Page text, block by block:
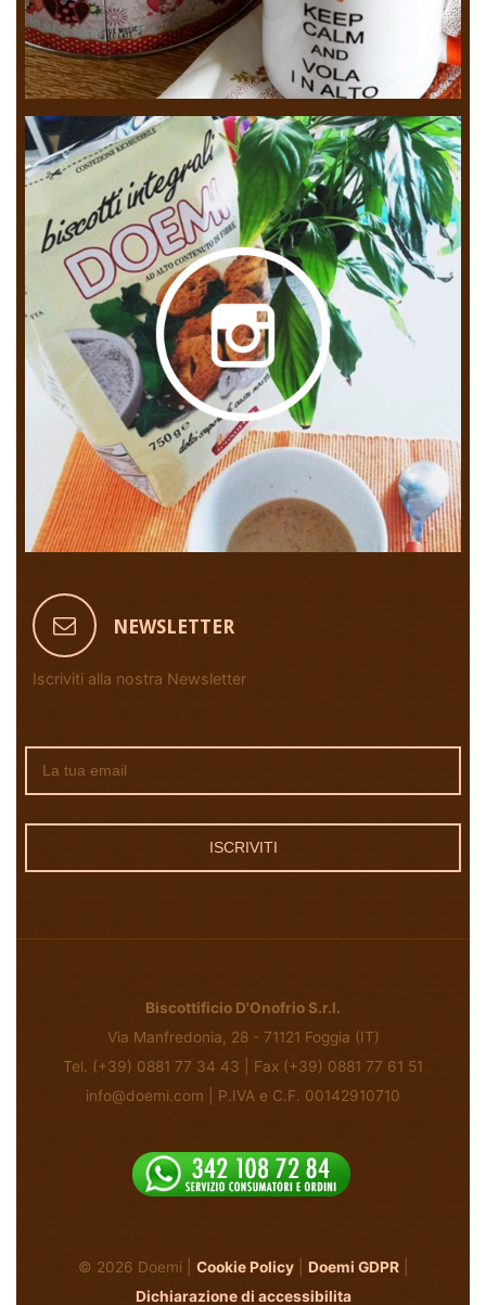
NEWSLETTER
Iscriviti alla nostra Newsletter
ISCRIVITI
Biscottificio D'Onofrio S.r.l.
Via Manfredonia, 28 - 71121 Foggia (IT)
Tel. (+39) 0881 77 34 43 | Fax (+39) 0881 77 61 51
info@doemi.com | P.IVA e C.F. 00142910710
© 2026 Doemi | Cookie Policy| Doemi GDPR|
Dichiarazione di accessibilita